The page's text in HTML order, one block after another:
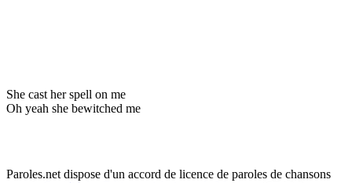
She cast her spell on me
Oh yeah she bewitched me
Paroles.net dispose d'un accord de licence de paroles de chansons